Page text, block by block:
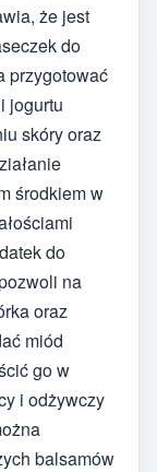
że jest
do
przygotować
jogurtu
skóry oraz
środkiem w
do
na
oraz
miód
go w
i odżywczy
balsamów